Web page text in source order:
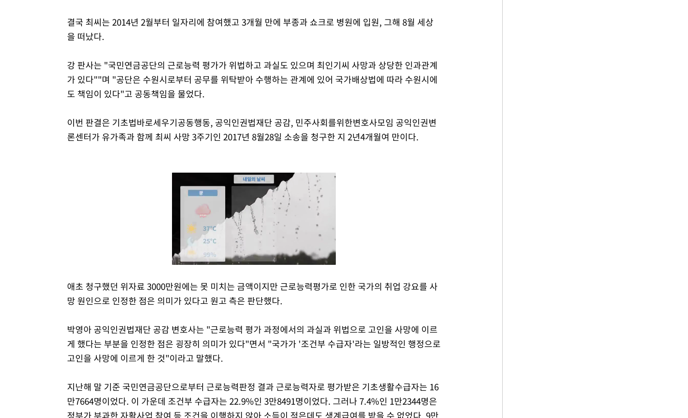
결국 최씨는 2014년 2월부터 일자리에 참여했고 3개월 만에 부종과 쇼크로 병원에 입원, 그해 8월 세상
을 떠났다.
강 판사는 "국민연금공단의 근로능력 평가가 위법하고 과실도 있으며 최인기씨 사망과 상당한 인과관계
가 있다""며 "공단은 수원시로부터 공무를 위탁받아 수행하는 관계에 있어 국가배상법에 따라 수원시에
도 책임이 있다"고 공동책임을 물었다.
이번 판결은 기초법바로세우기공동행동, 공익인권법재단 공감, 민주사회를위한변호사모임 공익인권변
론센터가 유가족과 함께 최씨 사망 3주기인 2017년 8월28일 소송을 청구한 지 2년4개월여 만이다.
애초 청구했던 위자료 3000만원에는 못 미치는 금액이지만 근로능력평가로 인한 국가의 취업 강요를 사
망 원인으로 인정한 점은 의미가 있다고 원고 측은 판단했다.
박영아 공익인권법재단 공감 변호사는 "근로능력 평가 과정에서의 과실과 위법으로 고인을 사망에 이르
게 했다는 부분을 인정한 점은 굉장히 의미가 있다"면서 "국가가 '조건부 수급자'라는 일방적인 행정으로
고인을 사망에 이르게 한 것"이라고 말했다.
지난해 말 기준 국민연금공단으로부터 근로능력판정 결과 근로능력자로 평가받은 기초생활수급자는 16
만7664명이었다. 이 가운데 조건부 수급자는 22.9%인 3만8491명이었다. 그러나 7.4%인 1만2344명은
정부가 부과한 자활사업 참여 등 조건을 이행하지 않아 소득이 적은데도 생계급여를 받을 수 없었다. 9만